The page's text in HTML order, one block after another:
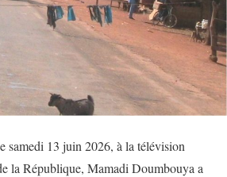
samedi 13 juin 2026, à la télévision
la République, Mamadi Doumbouya a